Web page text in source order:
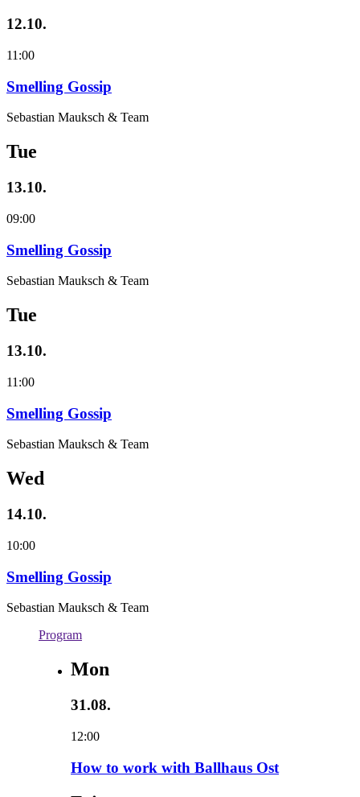
12.10.
11:00
Smelling Gossip
Sebastian Mauksch & Team
Tue
13.10.
09:00
Smelling Gossip
Sebastian Mauksch & Team
Tue
13.10.
11:00
Smelling Gossip
Sebastian Mauksch & Team
Wed
14.10.
10:00
Smelling Gossip
Sebastian Mauksch & Team
Program
Mon
31.08.
12:00
How to work with Ballhaus Ost